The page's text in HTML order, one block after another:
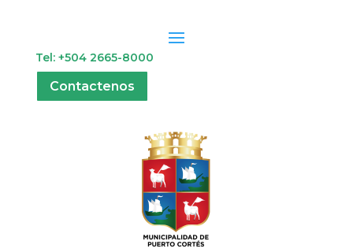
Tel: +504 2665-8000
Contactenos